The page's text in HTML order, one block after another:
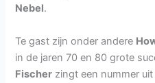
Nebel.
Te gast zijn onder andere
in de jaren 70 en 80 grote
Fischer zingt een nummer